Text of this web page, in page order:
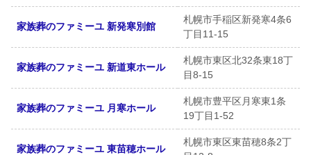
家族葬のファミーユ 新発寒別館
札幌市手稲区新発寒4条6
丁目11-15
家族葬のファミーユ 新道東ホール
札幌市東区北32条東18丁
目8-15
家族葬のファミーユ 月寒ホール
札幌市豊平区月寒東1条
19丁目1-52
家族葬のファミーユ 東苗穂ホール
札幌市東区東苗穂8条2丁